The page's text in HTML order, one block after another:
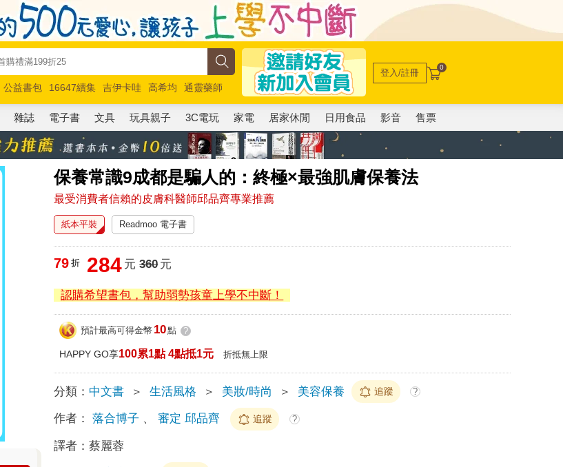
公益書包 16647續集 吉伊卡哇 高希均
通靈藥師
馬斯克 玩具總動員5 超慢跑
登入/註冊 0
雜誌 電子書 文具 玩具親子 3C電玩 家電 居家休閒 日用食品 影音 售票
保養常識9成都是騙人的：終極×最強肌膚保養法
最受消費者信賴的皮膚科醫師邱品齊專業推薦
紙本平裝 Readmoo 電子書
79 折 284 元 360元
認購希望書包，幫助弱勢孩童上學不中斷！
預計最高可得金幣 10點 ?
HAPPY GO享100累1點 4點抵1元 折抵無上限
分類： 中文書 ＞ 生活風格 ＞ 美妝/時尚 ＞ 美容保養 追蹤 ?
作者： 落合博子 、審定 邱品齊 追蹤 ?
譯者：蔡麗蓉